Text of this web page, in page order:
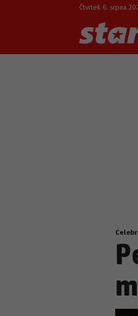
Čtvrtek 6. srpna
se
zde: